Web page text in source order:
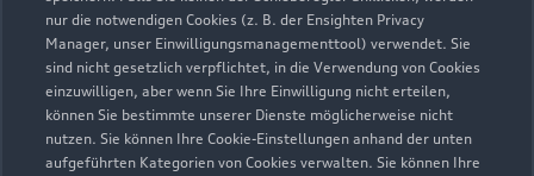
nur die notwendigen Cookies (z. B. der Ensighten Privacy
Manager, unser Einwilligungsmanagementtool) verwendet. Sie
sind nicht gesetzlich verpflichtet, in die Verwendung von Cookies
einzuwilligen, aber wenn Sie Ihre Einwilligung nicht erteilen,
können Sie bestimmte unserer Dienste möglicherweise nicht
nutzen. Sie können Ihre Cookie-Einstellungen anhand der unten
aufgeführten Kategorien von Cookies verwalten. Sie können Ihre
Zur Reparatur